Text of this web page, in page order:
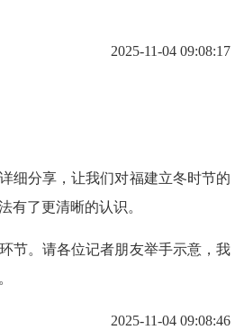
2025-11-04 09:08:17
分享，让我们对福建立冬时节的
有了更清晰的认识。
。请各位记者朋友举手示意，我
2025-11-04 09:08:46